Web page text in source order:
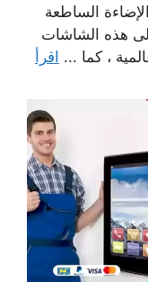
الإضاءة الساطعة
هذه الشاشات
، كما ... اقرأ